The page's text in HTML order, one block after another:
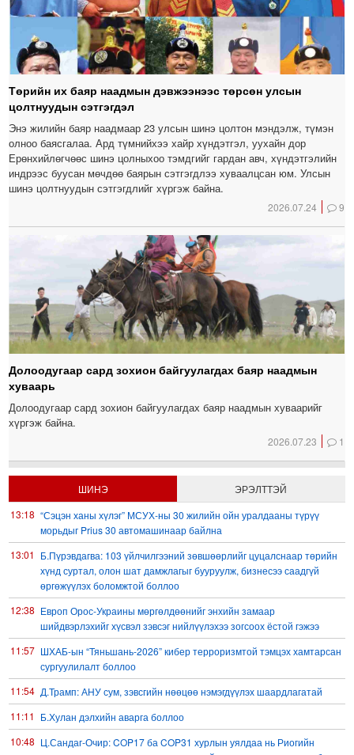
Төрийн их баяр наадмын дэвжээнээс төрсөн улсын
цолтнуудын сэтгэгдэл
Энэ жилийн баяр наадмаар 23 улсын шинэ цолтон мэндэлж, түмэн
олноо баясгалаа. Ард түмнийхээ хайр хүндэтгэл, уухайн дор
Ерөнхийлөгчөөс шинэ цолныхоо тэмдгийг гардан авч, хүндэтгэлийн
индрээс буусан мөчдөө баярын сэтгэгдлээ хуваалцсан юм. Улсын
шинэ цолтнуудын сэтгэгдлийг хүргэж байна.
2026.07.24 9
Долоодугаар сард зохион байгуулагдах баяр наадмын
хуваарь
Долоодугаар сард зохион байгуулагдах баяр наадмын хуваарийг
хүргэж байна.
2026.07.23 1
ШИНЭ
ЭРЭЛТТЭЙ
13:18 “Сэцэн ханы хүлэг” МСУХ-ны 30 жилийн ойн уралдааны түрүү
морьдыг Prius 30 автомашинаар байлна
13:01 Б.Пүрэвдагва: 103 үйлчилгээний зөвшөөрлийг цуцалснаар төрийн
хүнд суртал, олон шат дамжлагыг бууруулж, бизнесээ саадгүй
өргөжүүлэх боломжтой боллоо
12:38 Европ Орос-Украины мөргөлдөөнийг энхийн замаар
шийдвэрлэхийг хүсвэл зэвсэг нийлүүлэхээ зогсоох ёстой гэжээ
11:57 ШХАБ-ын “Тяньшань-2026” кибер терроризмтой тэмцэх хамтарсан
сургуулилалт боллоо
11:54 Д.Трамп: АНУ сум, зэвсгийн нөөцөө нэмэгдүүлэх шаардлагатай
11:11 Б.Хулан дэлхийн аварга боллоо
10:48 Ц.Сандаг-Очир: COP17 ба COP31 хурлын уялдаа нь Риогийн